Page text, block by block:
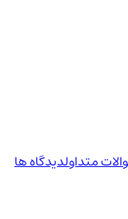
متداولدیدگاه ها